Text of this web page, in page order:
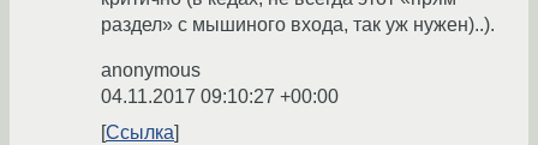
раздел» с мышиного входа, так уж нужен)..).
anonymous
04.11.2017 09:10:27 +00:00
Ссылка